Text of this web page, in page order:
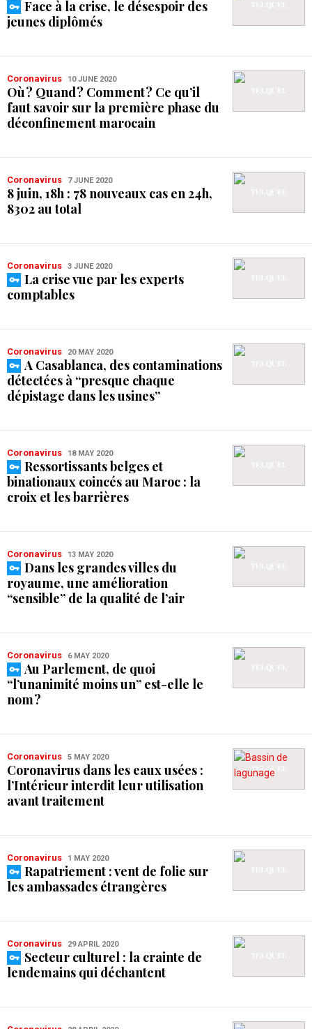
Face à la crise, le désespoir des
jeunes diplômés
Coronavirus 10 JUNE 2020
Où ? Quand ? Comment ? Ce qu’il
faut savoir sur la première phase du
déconfinement marocain
Coronavirus 7 JUNE 2020
8 juin, 18h : 78 nouveaux cas en 24h,
8302 au total
Coronavirus 3 JUNE 2020
La crise vue par les experts
comptables
Coronavirus 20 MAY 2020
A Casablanca, des contaminations
détectées à “presque chaque
dépistage dans les usines”
Coronavirus 18 MAY 2020
Ressortissants belges et
binationaux coincés au Maroc : la
croix et les barrières
Coronavirus 13 MAY 2020
Dans les grandes villes du
royaume, une amélioration
“sensible” de la qualité de l’air
Coronavirus 6 MAY 2020
Au Parlement, de quoi
“l’unanimité moins un” est-elle le
nom ?
Coronavirus 5 MAY 2020
Coronavirus dans les eaux usées :
l’Intérieur interdit leur utilisation
avant traitement
Coronavirus 1 MAY 2020
Rapatriement : vent de folie sur
les ambassades étrangères
Coronavirus 29 APRIL 2020
Secteur culturel : la crainte de
lendemains qui déchantent